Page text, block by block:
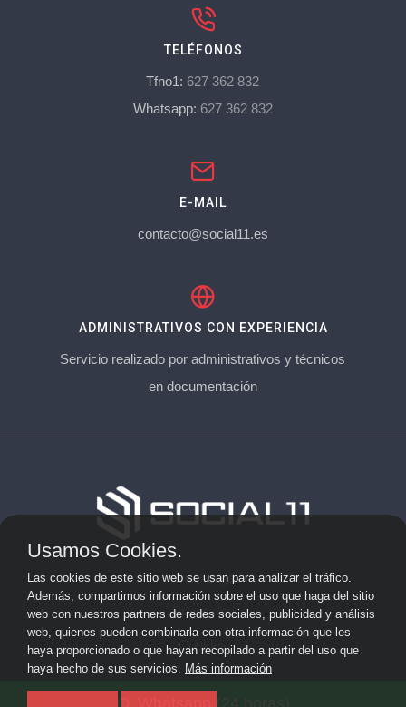
TELÉFONOS
Tfno1: 627 362 832
Whatsapp: 627 362 832
E-MAIL
contacto@social11.es
ADMINISTRATIVOS CON EXPERIENCIA
Servicio realizado por administrativos y técnicos
en documentación
Aviso Legal
Privacidad
Cookies
Usamos Cookies.
Las cookies de este sitio web se usan para analizar el tráfico.
Además, compartimos información sobre el uso que haga del sitio
web con nuestros partners de redes sociales, publicidad y análisis
web, quienes pueden combinarla con otra información que les
haya proporcionado o que hayan recopilado a partir del uso que
haya hecho de sus servicios. Más información